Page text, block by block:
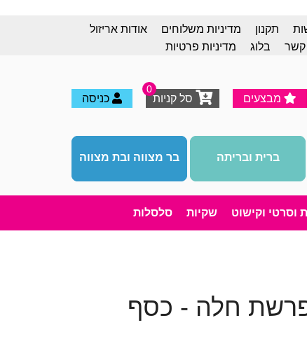
תקנון מדיניות משלוחים
אודות אריזול
קשר
בלוג מדיניות פרטיות
מבצעים סל קניות
0
כניסה
בר מצווה ובת מצווה ברית ובריתה
וסרטי וקישוט שקיות סלסלות
חלה - כסף